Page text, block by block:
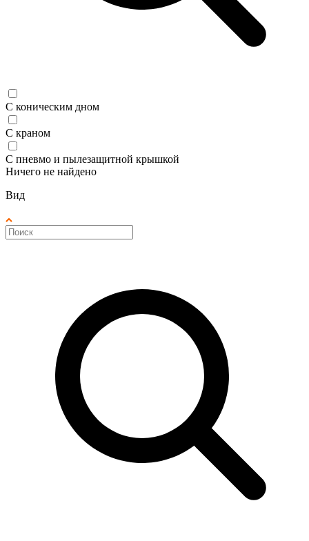
С коническим дном
С краном
С пневмо и пылезащитной крышкой
Ничего не найдено
Вид